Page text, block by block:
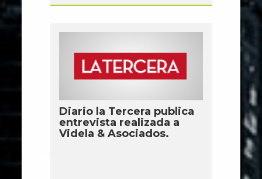
Diario la Tercera publica
entrevista realizada a
Videla & Asociados.